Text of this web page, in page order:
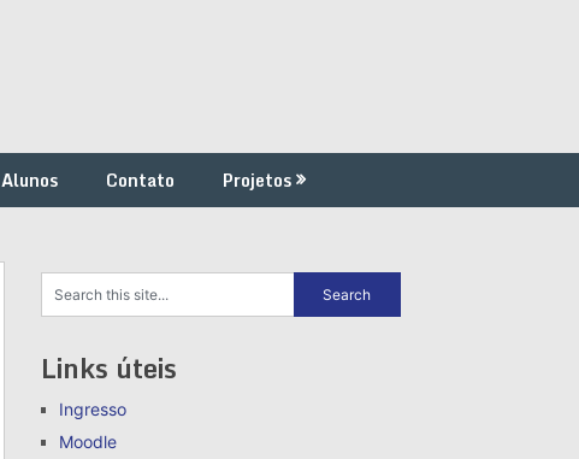
Alunos Contato Projetos
Links úteis
Ingresso
Moodle